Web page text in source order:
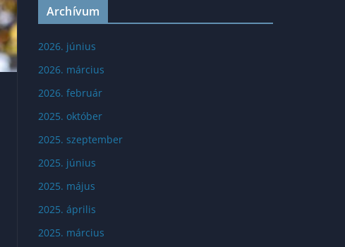
Archívum
2026. június
2026. március
2026. február
2025. október
2025. szeptember
2025. június
2025. május
2025. április
2025. március